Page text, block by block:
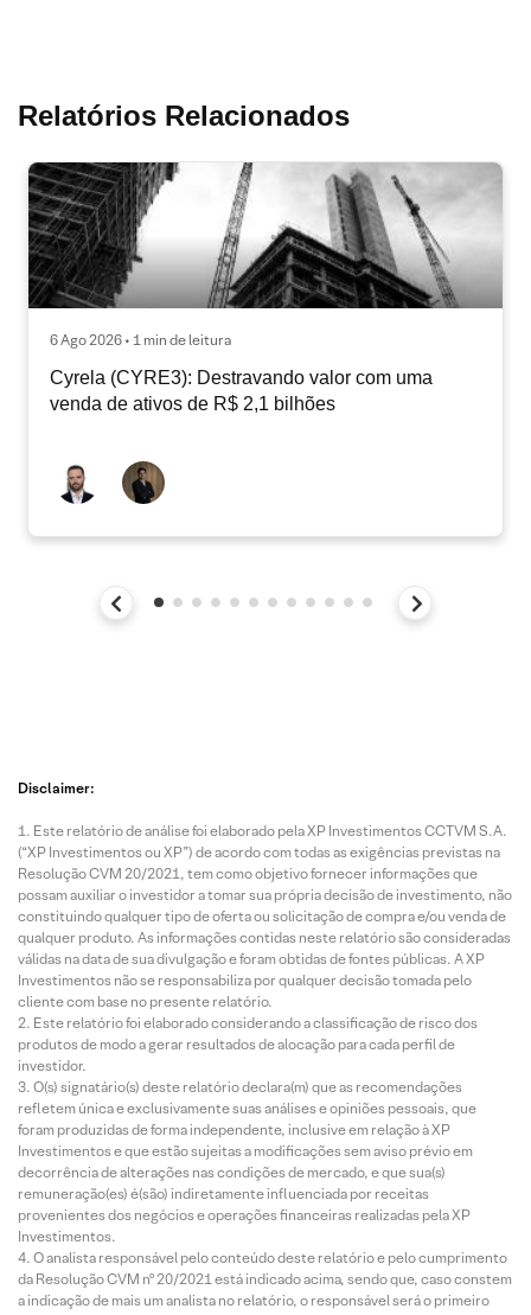
Relatórios Relacionados
6 Ago 2026 • 1 min de leitura
Cyrela (CYRE3): Destravando valor com uma
venda de ativos de R$ 2,1 bilhões
Disclaimer:
Este relatório de análise foi elaborado pela XP Investimentos CCTVM S.A.
(“XP Investimentos ou XP”) de acordo com todas as exigências previstas na
Resolução CVM 20/2021, tem como objetivo fornecer informações que
possam auxiliar o investidor a tomar sua própria decisão de investimento, não
constituindo qualquer tipo de oferta ou solicitação de compra e/ou venda de
qualquer produto. As informações contidas neste relatório são consideradas
válidas na data de sua divulgação e foram obtidas de fontes públicas. A XP
Investimentos não se responsabiliza por qualquer decisão tomada pelo
cliente com base no presente relatório.
Este relatório foi elaborado considerando a classificação de risco dos
produtos de modo a gerar resultados de alocação para cada perfil de
investidor.
O(s) signatário(s) deste relatório declara(m) que as recomendações
refletem única e exclusivamente suas análises e opiniões pessoais, que
foram produzidas de forma independente, inclusive em relação à XP
Investimentos e que estão sujeitas a modificações sem aviso prévio em
decorrência de alterações nas condições de mercado, e que sua(s)
remuneração(es) é(são) indiretamente influenciada por receitas
provenientes dos negócios e operações financeiras realizadas pela XP
Investimentos.
O analista responsável pelo conteúdo deste relatório e pelo cumprimento
da Resolução CVM nº 20/2021 está indicado acima, sendo que, caso constem
a indicação de mais um analista no relatório, o responsável será o primeiro